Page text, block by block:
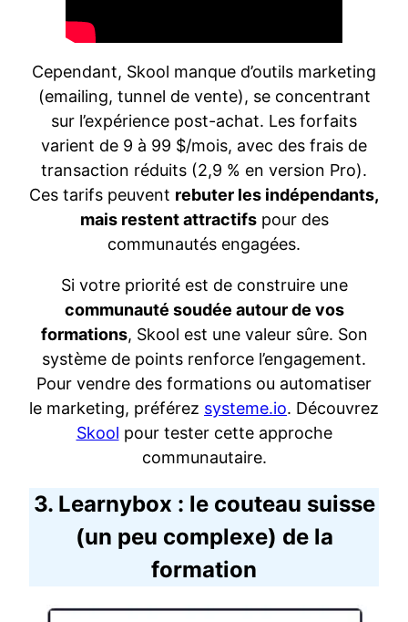
Cependant, Skool manque d’outils marketing
(emailing, tunnel de vente), se concentrant
sur l’expérience post-achat. Les forfaits
varient de 9 à 99 $/mois, avec des frais de
transaction réduits (2,9 % en version Pro).
Ces tarifs peuvent rebuter les indépendants,
mais restent attractifspour des
communautés engagées.
Si votre priorité est de construire une
communauté soudée autour de vos
formations, Skool est une valeur sûre. Son
système de points renforce l’engagement.
Pour vendre des formations ou automatiser
le marketing, préférez systeme.io. Découvrez
Skool pour tester cette approche
communautaire.
3. Learnybox : le couteau suisse
(un peu complexe) de la
formation